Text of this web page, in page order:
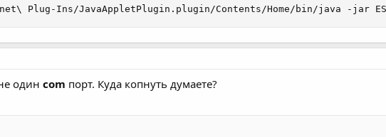
Plug-Ins/JavaAppletPlugin.plugin/Contents/Home/bin/java -jar
одинcom порт. Куда копнуть думаете?